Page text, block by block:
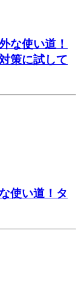
な使い道！
策に試して
使い道！タ